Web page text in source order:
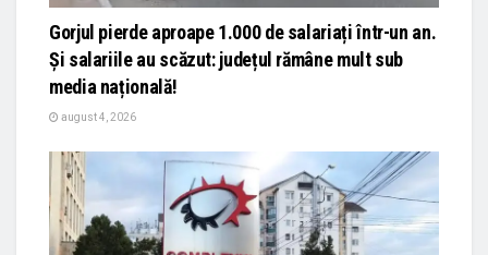
Gorjul pierde aproape 1.000 de salariați într-un an.
Și salariile au scăzut: județul rămâne mult sub
media națională!
august 4, 2026